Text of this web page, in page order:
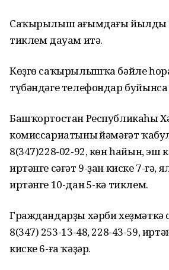
Саҡырылыш ағымдағы йылдың
тиклем дауам итә.
Көҙгө саҡырылышҡа бәйле
түбәндәге телефондар
Башҡортостан Республикаһы
комиссариатының йәмәғәт
8(347)228-02-92, көн һайын, эш
иртәнге сәғәт 9-ҙан киске 7-гә,
иртәнге 10-дан 5-кә тиклем.
Граждандарҙы хәрби хеҙмәткә
8(347) 253-13-48, 228-43-59,
киске 6-ға ҡәҙәр.